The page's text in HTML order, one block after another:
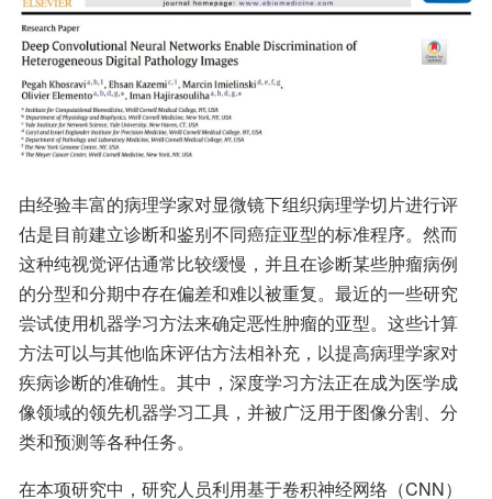
由经验丰富的病理学家对显微镜下组织病理学切片进行评
估是目前建立诊断和鉴别不同癌症亚型的标准程序。然而
这种纯视觉评估通常比较缓慢，并且在诊断某些肿瘤病例
的分型和分期中存在偏差和难以被重复。最近的一些研究
尝试使用机器学习方法来确定恶性肿瘤的亚型。这些计算
方法可以与其他临床评估方法相补充，以提高病理学家对
疾病诊断的准确性。其中，深度学习方法正在成为医学成
像领域的领先机器学习工具，并被广泛用于图像分割、分
类和预测等各种任务。
在本项研究中，研究人员利用基于卷积神经网络（CNN）